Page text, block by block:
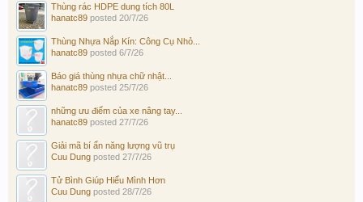
Thùng rác HDPE dung tích 80L
hanatc89 posted 20/7/26
Thùng Nhựa Nắp Kín: Công Cụ Nhỏ...
hanatc89 posted 6/7/26
Báo giá thùng nhựa chữ nhật...
hanatc89 posted 25/7/26
những ưu điểm của xe nâng tay...
hanatc89 posted 27/7/26
Giải mã bí ẩn năng lượng vũ trụ
Cuu Dung posted 27/7/26
Tử Bình Giúp Hiểu Mình Hơn
Cuu Dung posted 28/7/26